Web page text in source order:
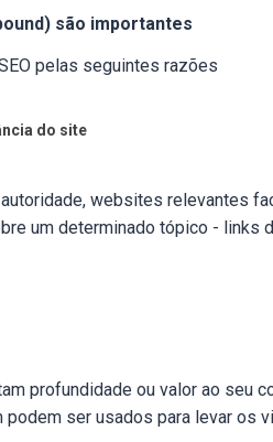
são importantes
pelas seguintes razões
do site
websites relevantes
um determinado tópico - links
profundidade ou valor ao seu
podem ser usados para levar os